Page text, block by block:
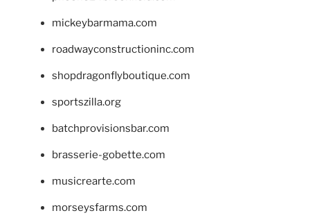
mickeybarmama.com
roadwayconstructioninc.com
shopdragonflyboutique.com
sportszilla.org
batchprovisionsbar.com
brasserie-gobette.com
musicrearte.com
morseysfarms.com